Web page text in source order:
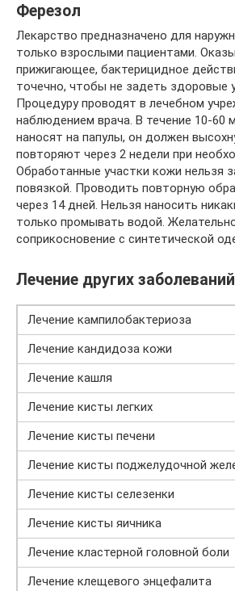
Ферезол
Лекарство предназначено для
только взрослыми пациентами.
прижигающее, бактерицидное
точечно, чтобы не задеть здоровые
Процедуру проводят в лечебном
наблюдением врача. В течение 10-60
наносят на папулы, он должен
повторяют через 2 недели при
Обработанные участки кожи нельзя
повязкой. Проводить повторную
через 14 дней. Нельзя наносить
только промывать водой.
соприкосновение с синтетической
Лечение других
Лечение кампилобактериоза
Лечение кандидоза кожи
Лечение кашля
Лечение кисты легких
Лечение кисты печени
Лечение кисты поджелудочной
Лечение кисты селезенки
Лечение кисты яичника
Лечение кластерной головной боли
Лечение клещевого энцефалита